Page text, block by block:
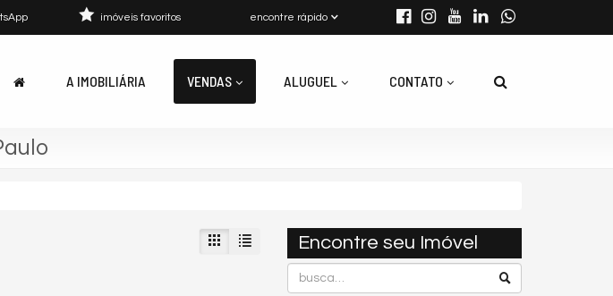
encontre rápido
imóveis favoritos
A IMOBILIÁRIA VENDAS ALUGUEL CONTATO
Encontre seu Imóvel